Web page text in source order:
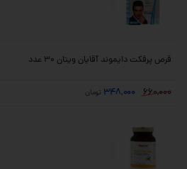
قرص پرفکت دایموند آقایان ویتان 30 عدد
660,000
348,000 تومان